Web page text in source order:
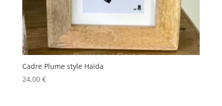
Cadre Plume style Haïda
24,00 €